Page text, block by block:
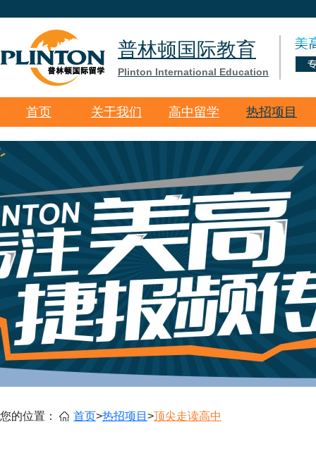
普林顿国际教育
Plinton International Education
首页 关于我们 高中留学 热招项目
您的位置： 首页>热招项目 >顶尖走读高中